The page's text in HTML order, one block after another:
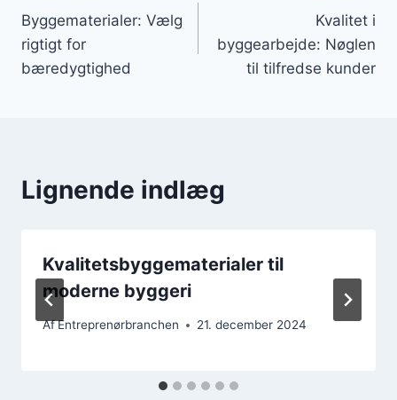
Byggematerialer: Vælg
rigtigt for
bæredygtighed
Kvalitet i
byggearbejde: Nøglen
til tilfredse kunder
Lignende indlæg
Kvalitetsbyggematerialer til
moderne byggeri
AfEntreprenørbranchen 21. december 2024